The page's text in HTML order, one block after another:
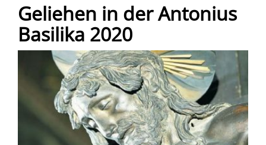
Geliehen in der Antonius
Basilika 2020